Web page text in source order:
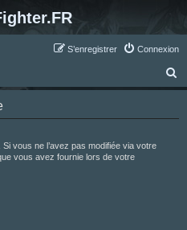
Connexion
S’enregistrer
e
vous ne l’avez pas modifiée via votre
vous avez fournie lors de votre